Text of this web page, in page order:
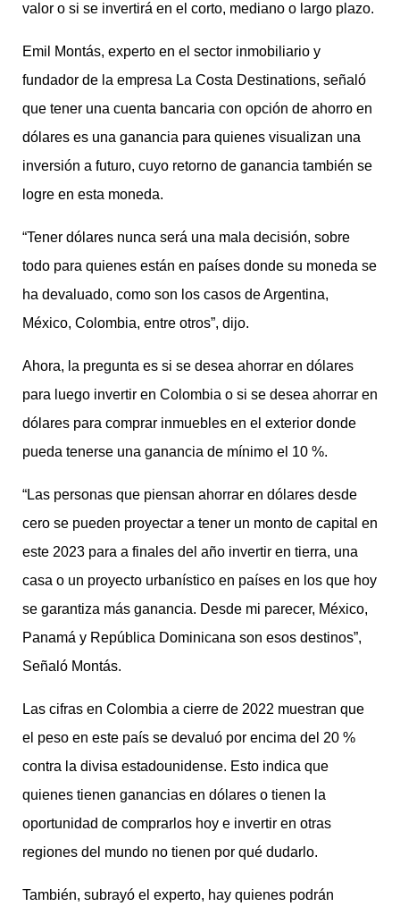
valor o si se invertirá en el corto, mediano o largo plazo.
Emil Montás, experto en el sector inmobiliario y
fundador de la empresa La Costa Destinations, señaló
que tener una cuenta bancaria con opción de ahorro en
dólares es una ganancia para quienes visualizan una
inversión a futuro, cuyo retorno de ganancia también se
logre en esta moneda.
“Tener dólares nunca será una mala decisión, sobre
todo para quienes están en países donde su moneda se
ha devaluado, como son los casos de Argentina,
México, Colombia, entre otros”, dijo.
Ahora, la pregunta es si se desea ahorrar en dólares
para luego invertir en Colombia o si se desea ahorrar en
dólares para comprar inmuebles en el exterior donde
pueda tenerse una ganancia de mínimo el 10 %.
“Las personas que piensan ahorrar en dólares desde
cero se pueden proyectar a tener un monto de capital en
este 2023 para a finales del año invertir en tierra, una
casa o un proyecto urbanístico en países en los que hoy
se garantiza más ganancia. Desde mi parecer, México,
Panamá y República Dominicana son esos destinos”,
Señaló Montás.
Las cifras en Colombia a cierre de 2022 muestran que
el peso en este país se devaluó por encima del 20 %
contra la divisa estadounidense. Esto indica que
quienes tienen ganancias en dólares o tienen la
oportunidad de comprarlos hoy e invertir en otras
regiones del mundo no tienen por qué dudarlo.
También, subrayó el experto, hay quienes podrán